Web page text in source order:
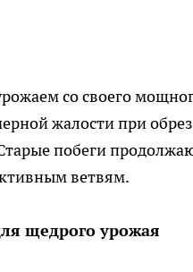
со своего
жалости при
побеги
ветвям.
щедрого урожая